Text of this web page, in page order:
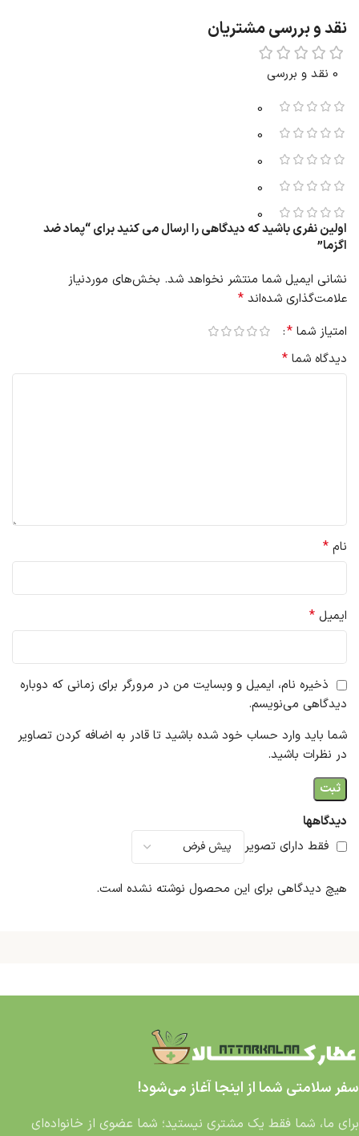
نقد و بررسی مشتریان
0 نقد و بررسی
0
0
0
0
0
دیدگاهها
فقط دارای تصویر
هیچ دیدگاهی برای این محصول نوشته نشده است.
اولین نفری باشید که دیدگاهی را ارسال می کنید برای “پماد ضد
اگزما”
نشانی ایمیل شما منتشر نخواهد شد. بخش‌های موردنیاز
علامت‌گذاری شده‌اند *
امتیاز شما *
دیدگاه شما *
نام *
ایمیل *
ذخیره نام، ایمیل و وبسایت من در مرورگر برای زمانی که دوباره
دیدگاهی می‌نویسم.
شما باید وارد حساب خود شده باشید تا قادر به اضافه کردن تصاویر
در نظرات باشید.
سفر سلامتی شما از اینجا آغاز می‌شود!
برای ما، شما فقط یک مشتری نیستید؛ شما عضوی از خانواده‌ای